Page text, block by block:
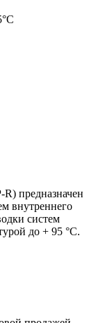
предназначен
внутреннего
систем
до + 95 °С.